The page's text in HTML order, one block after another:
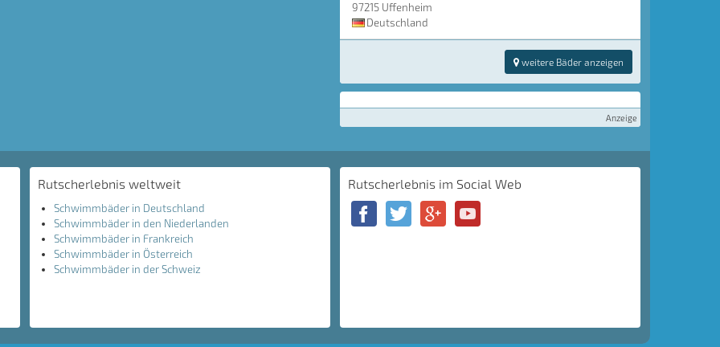
97215 Uffenheim
Deutschland
weitere Bäder anzeigen
Anzeige
Rutscherlebnis weltweit
Schwimmbäder in Deutschland
Schwimmbäder in den Niederlanden
Schwimmbäder in Frankreich
Schwimmbäder in Österreich
Schwimmbäder in der Schweiz
Rutscherlebnis im Social Web